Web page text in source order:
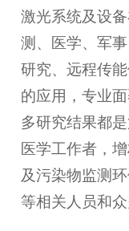
激光系统及设
测、医学、军
研究、远程传
的应用，专业
多研究结果都
医学工作者，
及污染物监测
等相关人员和